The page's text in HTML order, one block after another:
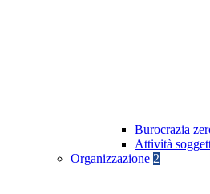
Burocrazia
Attività
Organizzazione 2